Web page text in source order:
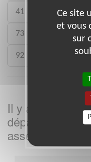
41 49
73
92 988
Il y a
département
association
Ce site
et vous
sur